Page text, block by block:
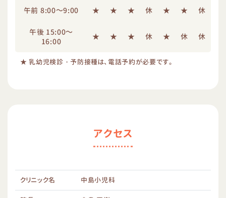
午前 8:00～9:00 ★ ★ ★ 休 ★ ★ 休
午後 15:00～
16:00
★ ★ ★ 休 ★ 休 休
★ 乳幼児検診・予防接種は、電話予約が必要です。
アクセス
クリニック名 中島小児科